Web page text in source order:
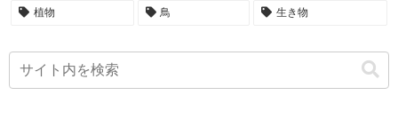
植物 鳥 生き物